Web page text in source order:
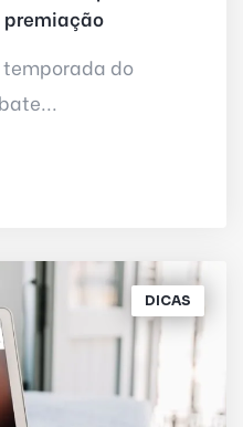
premiação
temporada do
DICAS